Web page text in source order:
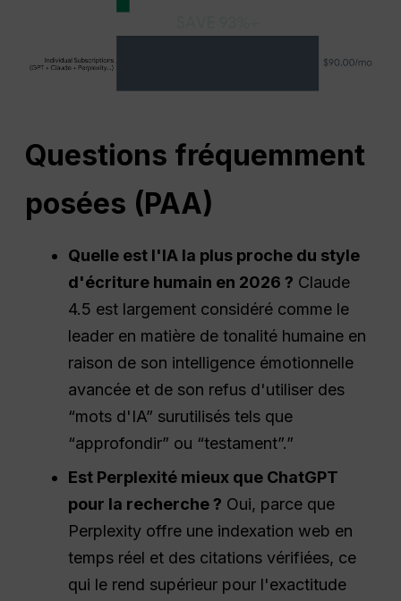
Questions fréquemment
posées (PAA)
Quelle est l'IA la plus proche du style
d'écriture humain en 2026 ? Claude
4.5 est largement considéré comme le
leader en matière de tonalité humaine en
raison de son intelligence émotionnelle
avancée et de son refus d'utiliser des
“mots d'IA” surutilisés tels que
“approfondir” ou “testament”.”
Est Perplexité mieux que ChatGPT
pour la recherche ? Oui, parce que
Perplexity offre une indexation web en
temps réel et des citations vérifiées, ce
qui le rend supérieur pour l'exactitude